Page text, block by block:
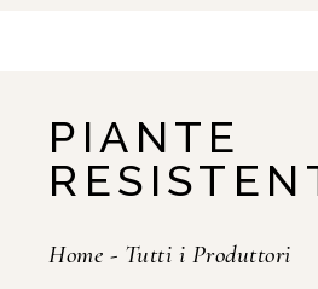
PIANTE
Home - Tutti i Produttori